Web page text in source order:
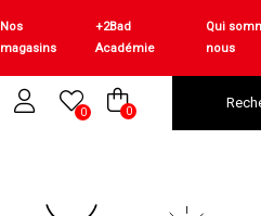
Nos
magasins
+2Bad
Académie
Qui
nous
0 0